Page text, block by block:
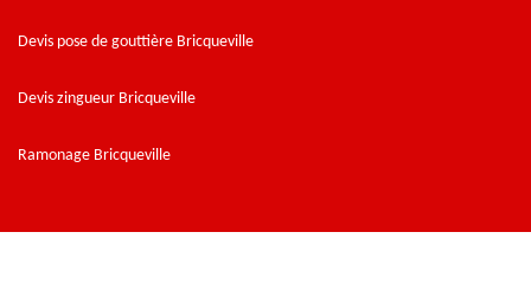
Devis pose de gouttière Bricqueville
Devis zingueur Bricqueville
Ramonage Bricqueville